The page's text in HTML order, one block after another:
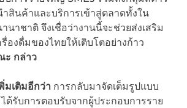
สินค้าและบริการเข้าสู่ตลาดทั้งใน
นาชาติ จึงเชื่อว่างานนี้จะช่วยส่งเสริม
องดื่มของไทยให้เติบโตอย่างก้าว
ะ กล่าว
มเติมอีกว่า การกลับมาจัดเต็มรูปแบบ
ด้รับการตอบรับจากผู้ประกอบการราย